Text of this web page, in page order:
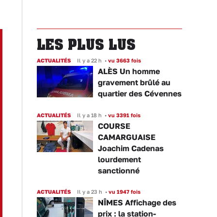
LES PLUS LUS
ACTUALITÉS Il y a 22 h • vu 3663 fois
ALÈS Un homme
gravement brûlé au
quartier des Cévennes
ACTUALITÉS Il y a 18 h • vu 3391 fois
COURSE
CAMARGUAISE
Joachim Cadenas
lourdement
sanctionné
ACTUALITÉS Il y a 23 h • vu 1947 fois
NÎMES Affichage des
prix : la station-